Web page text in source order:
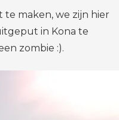
te maken, we zijn hier
in Kona te
zombie :).